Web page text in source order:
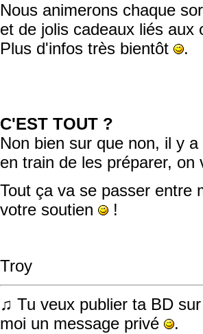
Nous animerons chaque
et de jolis cadeaux liés
Plus d'infos très bientôt
.
C'EST TOUT ?
Non bien sur que non, il y
en train de les préparer,
Tout ça va se passer entre
votre soutien
!
Troy
♫ Tu veux publier ta BD
moi un message privé
.